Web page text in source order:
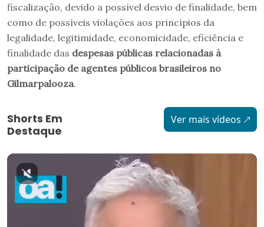
fiscalização, devido a possível desvio de finalidade, bem
como de possíveis violações aos princípios da
legalidade, legitimidade, economicidade, eficiência e
finalidade das despesas públicas relacionadas à
participação de agentes públicos brasileiros no
Gilmarpalooza.
Shorts Em
Destaque
Ver mais vídeos